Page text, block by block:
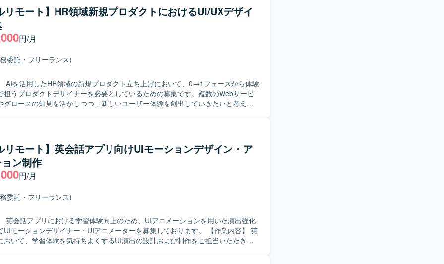
ロトタイプの作成を行い、開発チームやステークホルダーと仕様をすり合わせな
から実装までを一気通貫で推進していただきます。また、競合サービスの調査・
自社サービスの改善点や差別化ポイントを明確にし、実装後の動作確認や受入テ
いただきます。 【求める人物像】 素直で誠実に業務に向き合い、
理解しようとする姿勢をお持ちの方を求めています。能動的かつ自立的に仕事に
果にこだわりながらデータドリブンに意思決定できる方が望ましいです。チーム
いながら業務を遂行でき、失敗を恐れず前向きにチャレンジできる方、自らステ
わることができます。AIを用いたSpec Driven Developmentなど、最新の開発手法
経験できる環境です。ライブラリや技術選定にも関与でき、契約形態にかかわら
を採用し、バックエンドはNodeおよびTypeScriptで構成されています。インフ
CDKを利用し、ソースコード管理およびCI/CDにはGitHubおよびGitHub Actionsを
す。デザインにはFigmaおよびmiro、ドキュメント管理にはNotionを用い、Slack
オフィスツールを活用したコミュニケーション環境が整備されています。AIを活
リモート】HR領域新規プロダクトにおけるUI/UXデザイ
円/月
委託・フリーランス)
AIを活用したHR領域の新規プロダクト立ち上げにおいて、0→1フェーズから体験
担うプロダクトデザイナーを必要としているための募集です。複数のWebサービ
グロースの知見を活かしつつ、新しいユーザー体験を創出していきたいと考えて
イプ作成を行っていただきます。 ・v0、Lovable、Claude Code、Cursor等のAIツ
た動くプロトタイプの作成と検証を行っていただきます。 ・事業責任者、プロダ
ャー、エンジニア、マーケティングメンバーと連携しながらプロダクトの立ち上
進していただきます。 ・ユーザーインタビューや定量データに基づく仮説検証、
効果検証および改善施策の立案を行っていただきます。 ・グロースを見据えた
ディング、初回体験、継続利用体験の改善に取り組んでいただきます。 ・デザイ
コンポーネント設計の整備および運用を行っていただきます。 ・エンジニアと協
を重視し、関係部署と連携しながら制作を進行できる方を想定しております。 ・
ではなく、届けて・試して・改善するプロセスに喜びを感じられる方を求めてお
ーザー視点に立ち、成果に対して責任感を持ってクリエイティブに取り組める方
リモート】英会話アプリ向けUIモーションデザイン・ア
ン制作
円/月
委託・フリーランス)
英会話アプリにおける学習体験向上のため、UIアニメーションを用いた演出強化
ーションデザイナー・UIアニメーターを募集しております。 【作業内容】 英
おいて、学習体験を気持ちよくするUI演出の設計および制作をご担当いただきま